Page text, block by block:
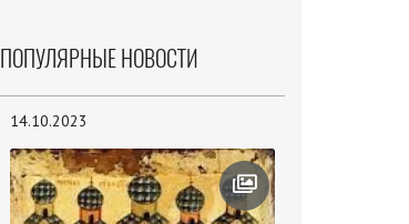
ПОПУЛЯРНЫЕ НОВОСТИ
14.10.2023